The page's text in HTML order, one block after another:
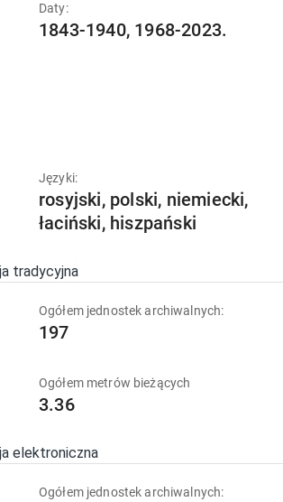
Daty:
1843-1940, 1968-2023.
Języki:
rosyjski, polski, niemiecki,
łaciński, hiszpański
tradycyjna
Ogółem jednostek archiwalnych:
197
Ogółem metrów bieżących
3.36
elektroniczna
Ogółem jednostek archiwalnych: